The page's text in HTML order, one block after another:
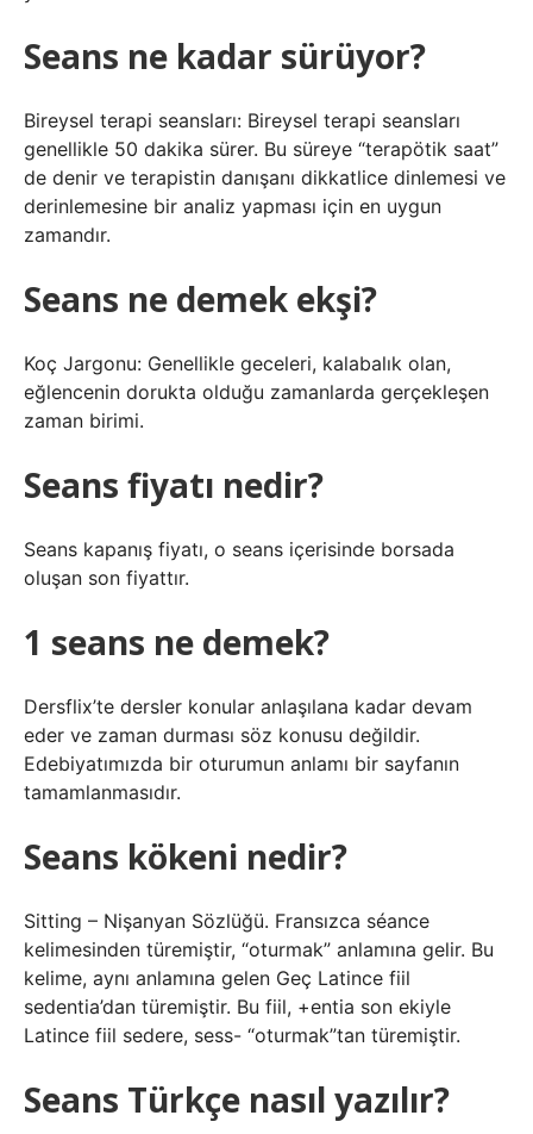
Seans ne kadar sürüyor?
Bireysel terapi seansları: Bireysel terapi seansları
genellikle 50 dakika sürer. Bu süreye “terapötik saat”
de denir ve terapistin danışanı dikkatlice dinlemesi ve
derinlemesine bir analiz yapması için en uygun
zamandır.
Seans ne demek ekşi?
Koç Jargonu: Genellikle geceleri, kalabalık olan,
eğlencenin dorukta olduğu zamanlarda gerçekleşen
zaman birimi.
Seans fiyatı nedir?
Seans kapanış fiyatı, o seans içerisinde borsada
oluşan son fiyattır.
1 seans ne demek?
Dersflix’te dersler konular anlaşılana kadar devam
eder ve zaman durması söz konusu değildir.
Edebiyatımızda bir oturumun anlamı bir sayfanın
tamamlanmasıdır.
Seans kökeni nedir?
Sitting – Nişanyan Sözlüğü. Fransızca séance
kelimesinden türemiştir, “oturmak” anlamına gelir. Bu
kelime, aynı anlamına gelen Geç Latince fiil
sedentia’dan türemiştir. Bu fiil, +entia son ekiyle
Latince fiil sedere, sess- “oturmak”tan türemiştir.
Seans Türkçe nasıl yazılır?